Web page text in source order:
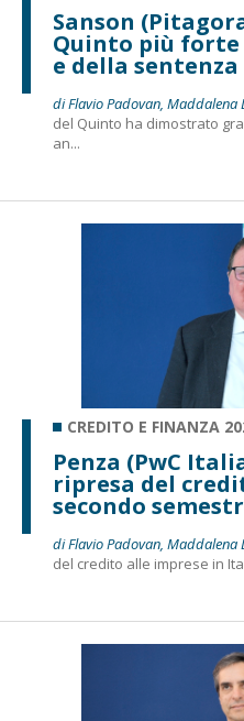
Sanson
Quinto più forte
e della
di Flavio Padovan,
del Quinto ha dimostrato
an...
CREDITO E FINANZA
Penza (PwC
ripresa del
secondo
di Flavio Padovan,
del credito alle imprese in